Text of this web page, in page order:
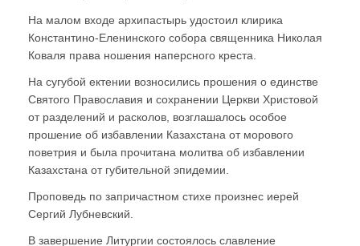
На малом входе архипастырь удостоил клирика
Константино-Еленинского собора священника Николая
Коваля права ношения наперсного креста.
На сугубой ектении возносились прошения о единстве
Святого Православия и сохранении Церкви Христовой
от разделений и расколов, возглашалось особое
прошение об избавлении Казахстана от морового
поветрия и была прочитана молитва об избавлении
Казахстана от губительной эпидемии.
Проповедь по запричастном стихе произнес иерей
Сергий Лубневский.
В завершение Литургии состоялось славление